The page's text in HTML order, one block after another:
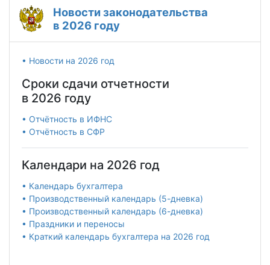
Новости законодательства
в 2026 году
• Новости на 2026 год
Сроки сдачи отчетности
в 2026 году
• Отчётность в ИФНС
• Отчётность в СФР
Календари на 2026 год
• Календарь бухгалтера
• Производственный календарь (5-дневка)
• Производственный календарь (6-дневка)
• Праздники и переносы
• Краткий календарь бухгалтера на 2026 год